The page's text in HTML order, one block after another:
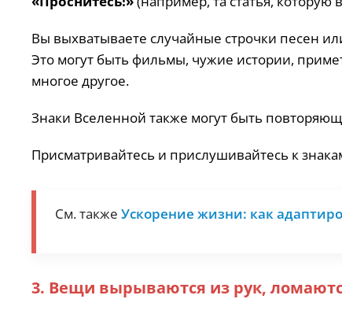
Вы выхватываете случайные строчки песен
Это могут быть фильмы, чужие истории,
многое другое.
Знаки Вселенной также могут быть
Присматривайтесь и прислушивайтесь к
См. также Ускорение жизни: как
3. Вещи вырываются из рук,